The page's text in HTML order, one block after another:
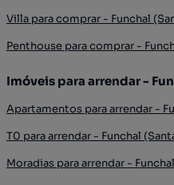
Villa para comprar - Funchal
Penthouse para comprar -
Imóveis para arrendar -
Apartamentos para arrendar -
T0 para arrendar - Funchal
Moradias para arrendar -